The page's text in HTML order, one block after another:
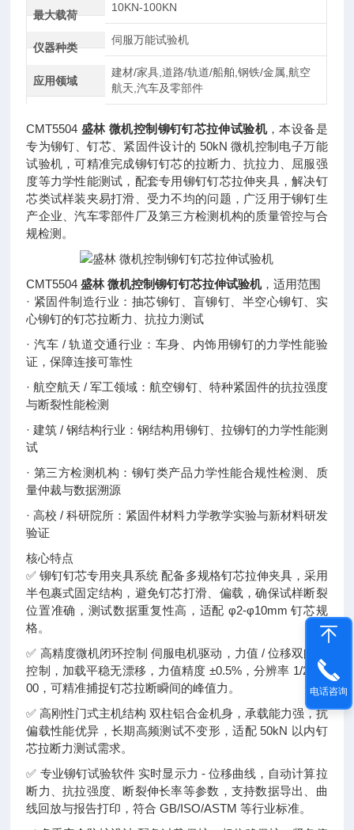
最大载荷
10KN-100KN
仪器种类
伺服万能试验机
应用领域
建材/家具,道路/轨道/船舶,钢铁/金属,航空
航天,汽车及零部件
CMT5504 盛林 微机控制铆钉钉芯拉伸试验机，本设备是
专为铆钉、钉芯、紧固件设计的 50kN 微机控制电子万能
试验机，可精准完成铆钉钉芯的拉断力、抗拉力、屈服强
度等力学性能测试，配套专用铆钉钉芯拉伸夹具，解决钉
芯类试样装夹易打滑、受力不均的问题，广泛用于铆钉生
产企业、汽车零部件厂及第三方检测机构的质量管控与合
规检测。
CMT5504盛林 微机控制铆钉钉芯拉伸试验机，适用范围
· 紧固件制造行业：抽芯铆钉、盲铆钉、半空心铆钉、实
心铆钉的钉芯拉断力、抗拉力测试
· 汽车 / 轨道交通行业：车身、内饰用铆钉的力学性能验
证，保障连接可靠性
· 航空航天 / 军工领域：航空铆钉、特种紧固件的抗拉强度
与断裂性能检测
· 建筑 / 钢结构行业：钢结构用铆钉、拉铆钉的力学性能测
试
· 第三方检测机构：铆钉类产品力学性能合规性检测、质
量仲裁与数据溯源
· 高校 / 科研院所：紧固件材料力学教学实验与新材料研发
验证
核心特点
✅ 铆钉钉芯专用夹具系统 配备多规格钉芯拉伸夹具，采用
半包裹式固定结构，避免钉芯打滑、偏载，确保试样断裂
位置准确，测试数据重复性高，适配 φ2-φ10mm 钉芯规
格。
✅ 高精度微机闭环控制 伺服电机驱动，力值 / 位移双闭环
控制，加载平稳无漂移，力值精度 ±0.5%，分辨率 1/2000
00，可精准捕捉钉芯拉断瞬间的峰值力。
✅ 高刚性门式主机结构 双柱铝合金机身，承载能力强，抗
偏载性能优异，长期高频测试不变形，适配 50kN 以内钉
芯拉断力测试需求。
✅ 专业铆钉试验软件 实时显示力 - 位移曲线，自动计算拉
断力、抗拉强度、断裂伸长率等参数，支持数据导出、曲
线回放与报告打印，符合 GB/ISO/ASTM 等行业标准。
电话咨询